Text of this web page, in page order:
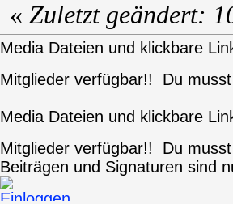
« Zuletzt geändert:
Media Dateien und klickbare
Mitglieder verfügbar!! Du
Media Dateien und klickbare
Mitglieder verfügbar!! Du
Beiträgen und Signaturen sind